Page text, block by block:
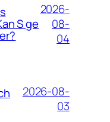
S ge
2026-
08-
04
2026-08-
03